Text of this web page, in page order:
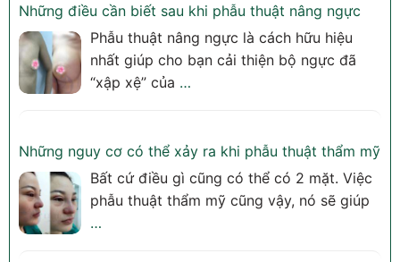
Những điều cần biết sau khi phẫu thuật nâng ngực
Phẫu thuật nâng ngực là cách hữu hiệu
nhất giúp cho bạn cải thiện bộ ngực đã
“xập xệ” của …
Những nguy cơ có thể xảy ra khi phẫu thuật thẩm mỹ
Bất cứ điều gì cũng có thể có 2 mặt. Việc
phẫu thuật thẩm mỹ cũng vậy, nó sẽ giúp
…